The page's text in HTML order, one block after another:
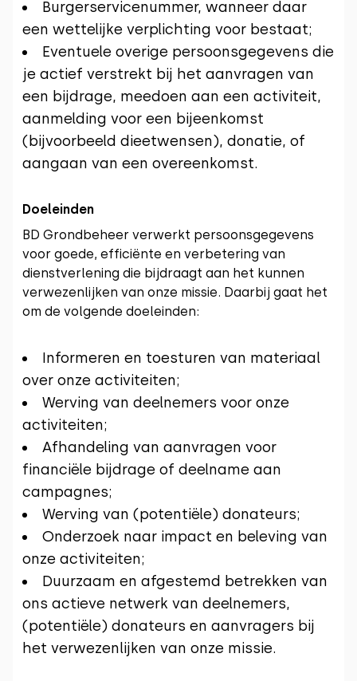
Burgerservicenummer, wanneer daar
een wettelijke verplichting voor bestaat;
Eventuele overige persoonsgegevens die
je actief verstrekt bij het aanvragen van
een bijdrage, meedoen aan een activiteit,
aanmelding voor een bijeenkomst
(bijvoorbeeld dieetwensen), donatie, of
aangaan van een overeenkomst.
Doeleinden
BD Grondbeheer verwerkt persoonsgegevens
voor goede, efficiënte en verbetering van
dienstverlening die bijdraagt aan het kunnen
verwezenlijken van onze missie. Daarbij gaat het
om de volgende doeleinden:
Informeren en toesturen van materiaal
over onze activiteiten;
Werving van deelnemers voor onze
activiteiten;
Afhandeling van aanvragen voor
financiële bijdrage of deelname aan
campagnes;
Werving van (potentiële) donateurs;
Onderzoek naar impact en beleving van
onze activiteiten;
Duurzaam en afgestemd betrekken van
ons actieve netwerk van deelnemers,
(potentiële) donateurs en aanvragers bij
het verwezenlijken van onze missie.